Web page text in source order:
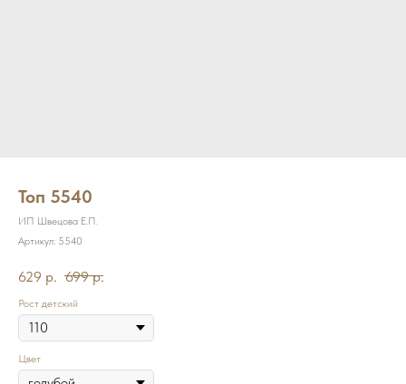
Топ 5540
ИП Швецова Е.П.
Артикул: 5540
629 р. 699 р.
Рост детский
Цвет